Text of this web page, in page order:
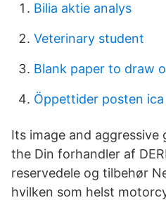
Bilia aktie analys
Veterinary student
Blank paper to draw
Öppettider posten
Its image and
the Din forhandler af
reservedele og tilbehør
hvilken som helst